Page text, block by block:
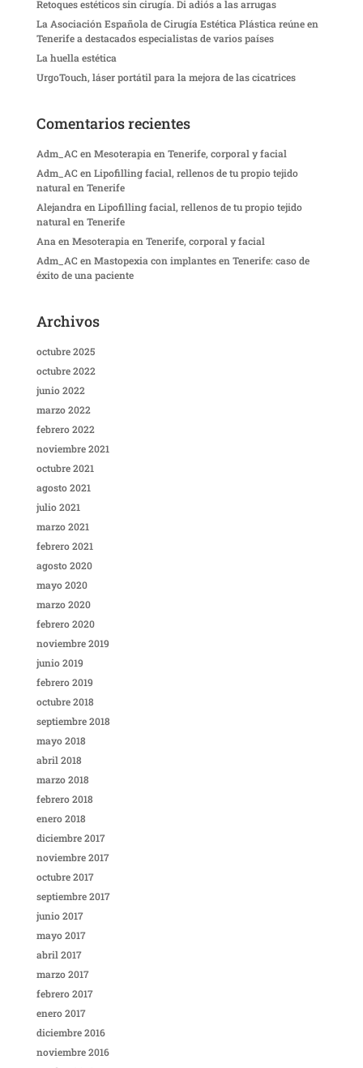
Retoques estéticos sin cirugía. Di adiós a las arrugas
La Asociación Española de Cirugía Estética Plástica reúne en
Tenerife a destacados especialistas de varios países
La huella estética
UrgoTouch, láser portátil para la mejora de las cicatrices
Comentarios recientes
Adm_AC en Mesoterapia en Tenerife, corporal y facial
Adm_AC en Lipofilling facial, rellenos de tu propio tejido
natural en Tenerife
Alejandra en Lipofilling facial, rellenos de tu propio tejido
natural en Tenerife
Ana en Mesoterapia en Tenerife, corporal y facial
Adm_AC en Mastopexia con implantes en Tenerife: caso de
éxito de una paciente
Archivos
octubre 2025
octubre 2022
junio 2022
marzo 2022
febrero 2022
noviembre 2021
octubre 2021
agosto 2021
julio 2021
marzo 2021
febrero 2021
agosto 2020
mayo 2020
marzo 2020
febrero 2020
noviembre 2019
junio 2019
febrero 2019
octubre 2018
septiembre 2018
mayo 2018
abril 2018
marzo 2018
febrero 2018
enero 2018
diciembre 2017
noviembre 2017
octubre 2017
septiembre 2017
junio 2017
mayo 2017
abril 2017
marzo 2017
febrero 2017
enero 2017
diciembre 2016
noviembre 2016